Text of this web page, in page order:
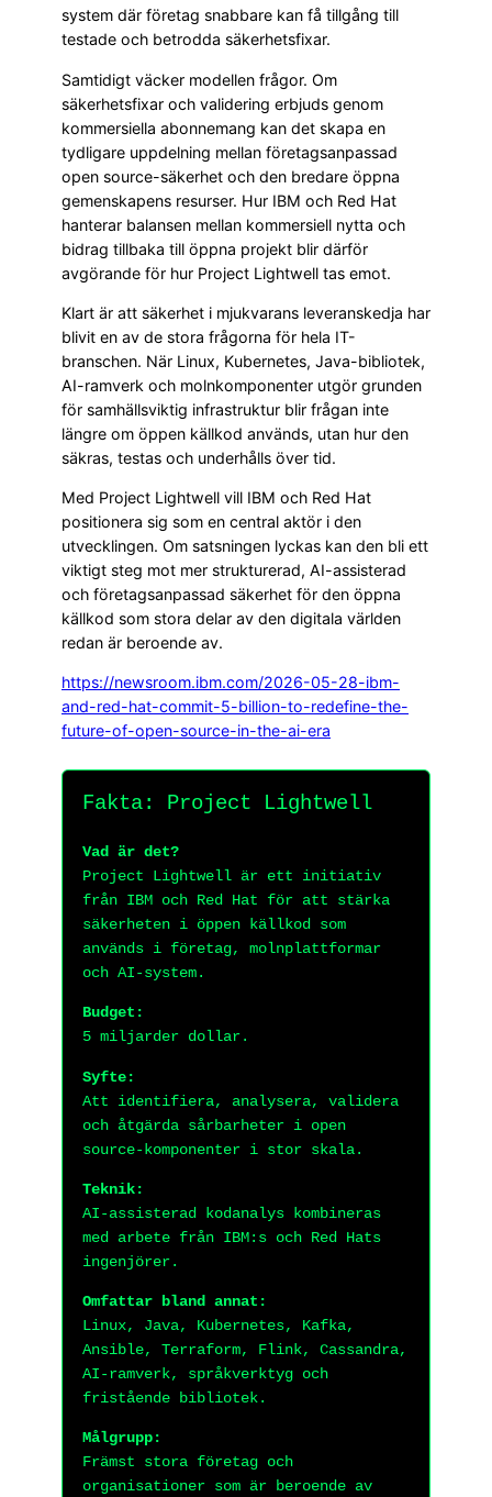
system där företag snabbare kan få tillgång till
testade och betrodda säkerhetsfixar.
Samtidigt väcker modellen frågor. Om
säkerhetsfixar och validering erbjuds genom
kommersiella abonnemang kan det skapa en
tydligare uppdelning mellan företagsanpassad
open source-säkerhet och den bredare öppna
gemenskapens resurser. Hur IBM och Red Hat
hanterar balansen mellan kommersiell nytta och
bidrag tillbaka till öppna projekt blir därför
avgörande för hur Project Lightwell tas emot.
Klart är att säkerhet i mjukvarans leveranskedja har
blivit en av de stora frågorna för hela IT-
branschen. När Linux, Kubernetes, Java-bibliotek,
AI-ramverk och molnkomponenter utgör grunden
för samhällsviktig infrastruktur blir frågan inte
längre om öppen källkod används, utan hur den
säkras, testas och underhålls över tid.
Med Project Lightwell vill IBM och Red Hat
positionera sig som en central aktör i den
utvecklingen. Om satsningen lyckas kan den bli ett
viktigt steg mot mer strukturerad, AI-assisterad
och företagsanpassad säkerhet för den öppna
källkod som stora delar av den digitala världen
redan är beroende av.
https://newsroom.ibm.com/2026-05-28-ibm-
and-red-hat-commit-5-billion-to-redefine-the-
future-of-open-source-in-the-ai-era
Fakta: Project Lightwell
Vad är det?
Project Lightwell är ett initiativ
från IBM och Red Hat för att stärka
säkerheten i öppen källkod som
används i företag, molnplattformar
och AI-system.
Budget:
5 miljarder dollar.
Syfte:
Att identifiera, analysera, validera
och åtgärda sårbarheter i open
source-komponenter i stor skala.
Teknik:
AI-assisterad kodanalys kombineras
med arbete från IBM:s och Red Hats
ingenjörer.
Omfattar bland annat:
Linux, Java, Kubernetes, Kafka,
Ansible, Terraform, Flink, Cassandra,
AI-ramverk, språkverktyg och
fristående bibliotek.
Målgrupp:
Främst stora företag och
organisationer som är beroende av